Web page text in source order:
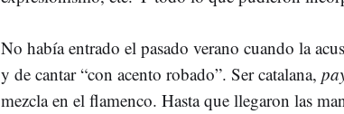
No había entrado el pasado verano cuando la
y de cantar “con acento robado”. Ser catalana,
mezcla en el flamenco. Hasta que llegaron las